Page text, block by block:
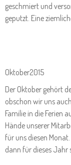
geschmiert und
geputzt. Eine
Oktober2015
Der Oktober gehört
obschon wir uns
Familie in die Ferien
Hände unserer
für uns diesen
dann für dieses Jahr